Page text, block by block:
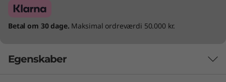
Betal om 30 dage. Maksimal ordreværdi 50.000 kr.
Egenskaber